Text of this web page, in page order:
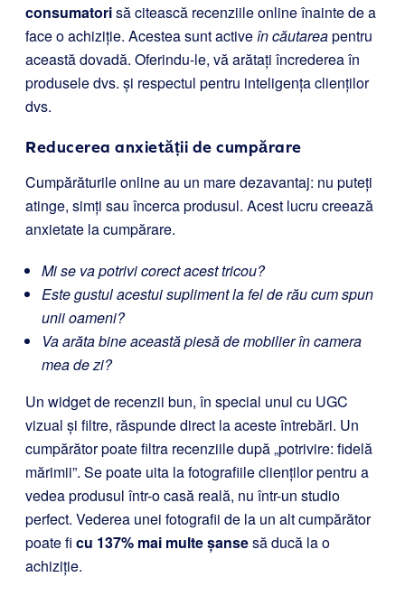
consumatorisă citească recenziile online înainte de a
face o achiziție. Acestea sunt activeîn căutareapentru
această dovadă. Oferindu-le, vă arătați încrederea în
produsele dvs. și respectul pentru inteligența clienților
dvs.
Reducerea anxietății de cumpărare
Cumpărăturile online au un mare dezavantaj: nu puteți
atinge, simți sau încerca produsul. Acest lucru creează
anxietate la cumpărare.
Mi se va potrivi corect acest tricou?
Este gustul acestui supliment la fel de rău cum spun
unii oameni?
Va arăta bine această piesă de mobilier în camera
mea de zi?
Un widget de recenzii bun, în special unul cu UGC
vizual și filtre, răspunde direct la aceste întrebări. Un
cumpărător poate filtra recenziile după „potrivire: fidelă
mărimii”. Se poate uita la fotografiile clienților pentru a
vedea produsul într-o casă reală, nu într-un studio
perfect. Vederea unei fotografii de la un alt cumpărător
poate fi cu 137% mai multe șansesă ducă la o
achiziție.